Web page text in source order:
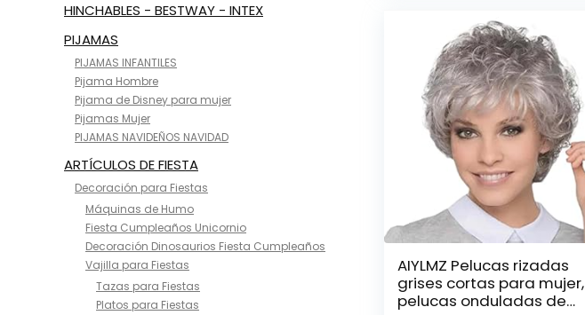
HINCHABLES - BESTWAY - INTEX
PIJAMAS
PIJAMAS INFANTILES
Pijama Hombre
Pijama de Disney para mujer
Pijamas Mujer
PIJAMAS NAVIDEÑOS NAVIDAD
ARTÍCULOS DE FIESTA
Decoración para Fiestas
Máquinas de Humo
Fiesta Cumpleaños Unicornio
Decoración Dinosaurios Fiesta Cumpleaños
Vajilla para Fiestas
Tazas para Fiestas
Platos para Fiestas
AIYLMZ Pelucas rizadas
grises cortas para mujer,
pelucas onduladas de